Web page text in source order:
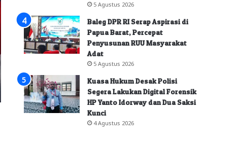
5 Agustus 2026
Baleg DPR RI Serap Aspirasi di
Papua Barat, Percepat
Penyusunan RUU Masyarakat
Adat
5 Agustus 2026
Kuasa Hukum Desak Polisi
Segera Lakukan Digital Forensik
HP Yanto Idorway dan Dua Saksi
Kunci
4 Agustus 2026